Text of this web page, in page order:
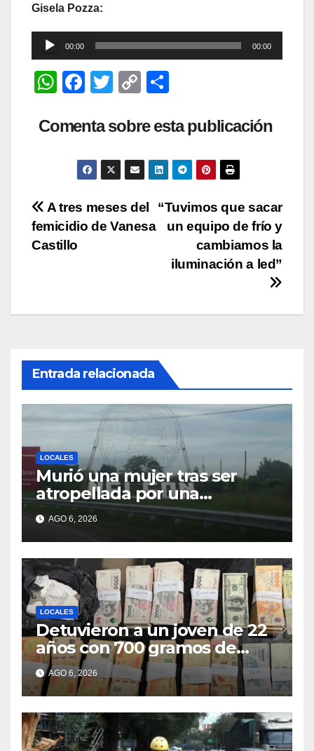
Gisela Pozza:
Reproductor
de
audio
00:00 00:00
W
at
p
F
c
b
o
k
T
tt
C
p
Li
k
m
ar
Comenta sobre esta publicación
Navegación
de
“Tuvimos que sacar
un equipo de frío y
cambiamos la
iluminación a led”
A tres meses del
femicidio de Vanesa
Castillo
Entrada relacionada
LOCALES
Murió una mujer tras ser
atropellada por una
motocicleta en Nelson
AGO 6, 2026
LOCALES
Detuvieron a un joven de 22
años con 700 gramos de
cocaína
AGO 6, 2026